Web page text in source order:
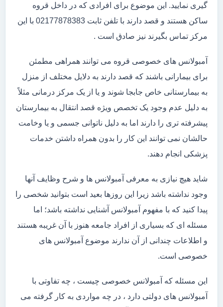
گیری نمایید. این موضوع برای افرادی که در داخل قروه
ساکن هستند و قصد دارند با تلفن ثابت 02177878383 با این
مرکز تماس بگیرند نیز صادق است .
آمبولانس های خصوصی قروه می توانند همراهی مطمئن
برای بیمارانی باشند که قصد دارند به دلایل مختلف از منزل
به بیمارستانی خاص جابجا شوند و یا از یک مرکز درمانی مثلاً
به دلیل عدم وجود یک تخصص ویژه قصد انتقال به بیمارستان
پیشرفته تری را دارند اما به دلیل ناتوانی جسمی و یا وخامت
حالشان نمی توانند این کار را بدون همراه داشتن خدمات
پزشکی انجام دهند.
شاید هیچ نیازی به معرفی آمبولانس ها و شرح وظایف آنها
وجود نداشته باشد زیرا این روزها بعید است بتوانید شخصی را
پیدا کنید که با مفهوم آمبولانس آشنایی نداشته باشد؛ اما
مسئله ای که بسیاری از افراد جامعه هنوز با آن غریبه هستند
و اطلاعات چندانی از آن ندارند موضوع آمبولانس های
خصوصی است.
این مسئله که آمبولانس خصوصی چیست ، چه تفاوتی با
آمبولانس های دولتی دارد ، در چه مواردی به کار گرفته می